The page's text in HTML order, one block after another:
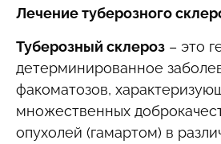
Лечение туберозного
Туберозный склероз – это
детерминированное
факоматозов,
множественных
опухолей (гамартом) в